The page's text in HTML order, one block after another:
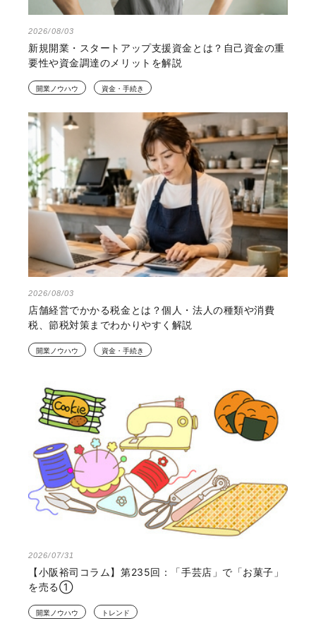
2026/08/03
新規開業・スタートアップ支援資金とは？自己資金の重
要性や資金調達のメリットを解説
開業ノウハウ 資金・手続き
2026/08/03
店舗経営でかかる税金とは？個人・法人の種類や消費
税、節税対策までわかりやすく解説
開業ノウハウ 資金・手続き
2026/07/31
【小阪裕司コラム】第235回：「手芸店」で「お菓子」
を売る①
開業ノウハウ トレンド